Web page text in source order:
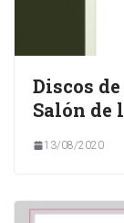
Discos
Salón de
13/08/2020